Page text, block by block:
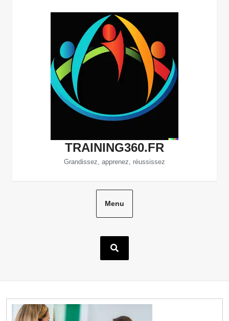
TRAINING360.FR
Grandissez, apprenez, réussissez
Menu